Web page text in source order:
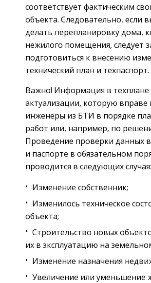
соответствует фактическим
объекта. Следовательно, если
делать перепланировку дома,
нежилого помещения, следует
подготовиться к внесению
технический план и техпаспорт.
Важно! Информация в
актуализации, которую вправе
инженеры из БТИ в порядке
работ или, например, по
Проведение проверки данных
и паспорте в обязательном
проводится в следующих
Изменение собственник;
Изменилось техническое
объекта;
Строительство новых
их в эксплуатацию на
Изменение назначения
Увеличение или уменьшение